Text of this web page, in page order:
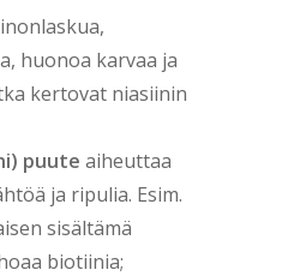
huonoa karvaa ja
kertovat niasiinin
puute aiheuttaa
ja ripulia. Esim.
sisältämä
biotiinia;